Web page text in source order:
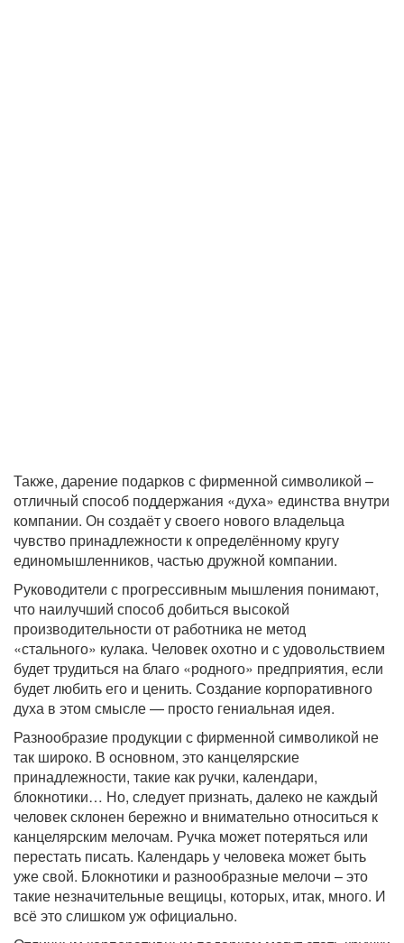
Также, дарение подарков с фирменной символикой –
отличный способ поддержания «духа» единства внутри
компании. Он создаёт у своего нового владельца
чувство принадлежности к определённому кругу
единомышленников, частью дружной компании.
Руководители с прогрессивным мышления понимают,
что наилучший способ добиться высокой
производительности от работника не метод
«стального» кулака. Человек охотно и с удовольствием
будет трудиться на благо «родного» предприятия, если
будет любить его и ценить. Создание корпоративного
духа в этом смысле — просто гениальная идея.
Разнообразие продукции с фирменной символикой не
так широко. В основном, это канцелярские
принадлежности, такие как ручки, календари,
блокнотики… Но, следует признать, далеко не каждый
человек склонен бережно и внимательно относиться к
канцелярским мелочам. Ручка может потеряться или
перестать писать. Календарь у человека может быть
уже свой. Блокнотики и разнообразные мелочи – это
такие незначительные вещицы, которых, итак, много. И
всё это слишком уж официально.